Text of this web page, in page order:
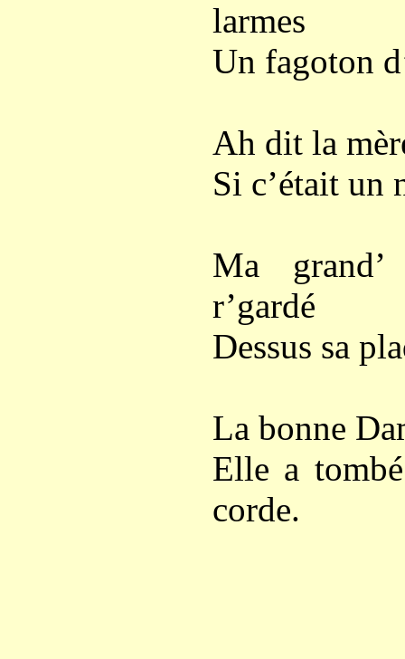
larmes
Un fagoton
Ah dit la
Si c’était un
Ma
r’gardé
Dessus sa
La bonne
Elle a
corde.